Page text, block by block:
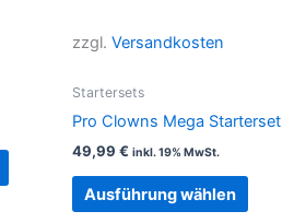
auf
der
Produktseite
zzgl. Versandkosten
Startersets
Pro Clowns Mega Starterset
49,99 € inkl. 19% MwSt.
Ausführung wählen
können
der